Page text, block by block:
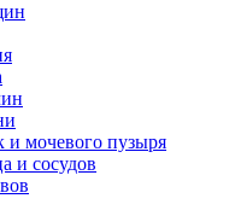
и мочевого пузыря
и сосудов